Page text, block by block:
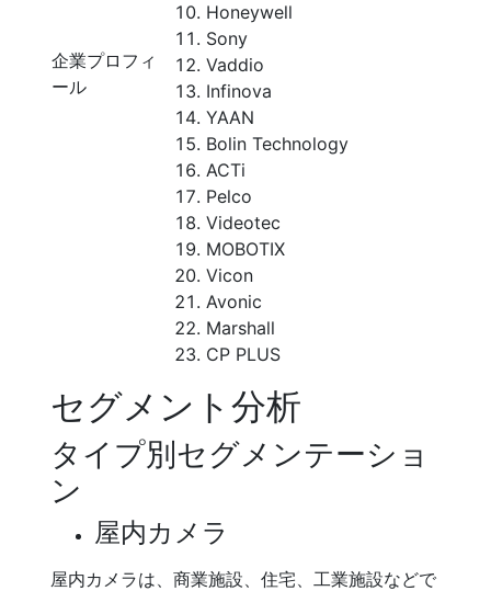
企業プロフィ
ール
Honeywell
Sony
Vaddio
Infinova
YAAN
Bolin Technology
ACTi
Pelco
Videotec
MOBOTIX
Vicon
Avonic
Marshall
CP PLUS
セグメント分析
タイプ別セグメンテーショ
ン
屋内カメラ
屋内カメラは、商業施設、住宅、工業施設などで